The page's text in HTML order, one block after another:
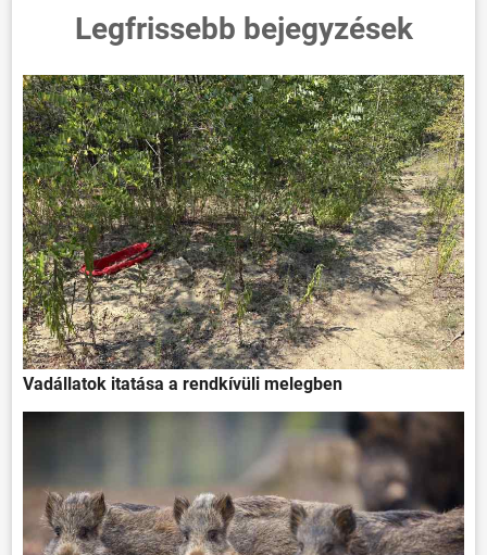
Legfrissebb bejegyzések
Vadállatok itatása a rendkívüli melegben